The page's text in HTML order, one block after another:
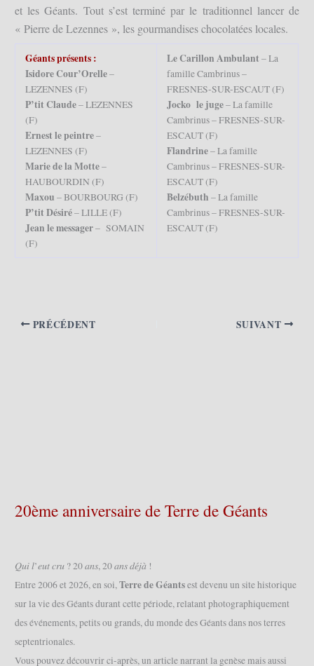
et les Géants. Tout s’est terminé par le traditionnel lancer de
« Pierre de Lezennes », les gourmandises chocolatées locales.
Géants présents :
Isidore Cour’Orelle–
LEZENNES (F)
P’tit Claude– LEZENNES
(F)
Ernest le peintre–
LEZENNES (F)
Marie de la Motte–
HAUBOURDIN (F)
Maxou – BOURBOURG (F)
P’tit Désiré– LILLE (F)
Jean le messager– SOMAIN
(F)
Le Carillon Ambulant– La
famille Cambrinus –
FRESNES-SUR-ESCAUT (F)
Jocko le juge– La famille
Cambrinus – FRESNES-SUR-
ESCAUT (F)
Flandrine– La famille
Cambrinus – FRESNES-SUR-
ESCAUT (F)
Belzébuth – La famille
Cambrinus – FRESNES-SUR-
ESCAUT (F)
PRÉCÉDENT SUIVANT
20ème anniversaire de Terre de Géants
𝑄𝑢𝑖 𝑙’𝑒𝑢𝑡 𝑐𝑟𝑢 ? 20 𝑎𝑛𝑠, 20 𝑎𝑛𝑠 𝑑𝑒́𝑗𝑎̀ !
Entre 2006 et 2026, en soi,Terre de Géantsest devenu un site historique
sur la vie des Géants durant cette période, relatant photographiquement
des événements, petits ou grands, du monde des Géants dans nos terres
septentrionales.
Vous pouvez découvrir ci-après, un article narrant la genèse mais aussi